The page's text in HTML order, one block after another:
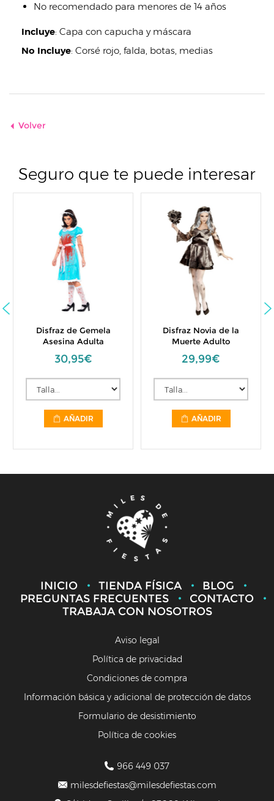
No recomendado para menores de 14 años
Incluye: Capa con capucha y máscara
No Incluye: Corsé rojo, falda, botas, medias
Volver
Seguro que te puede interesar
Disfraz de Gemela
Asesina Adulta
30,95€
AÑADIR
Disfraz Novia de la
Muerte Adulto
29,99€
AÑADIR
INICIO TIENDA FÍSICA
BLOG
PREGUNTAS FRECUENTES
CONTACTO
TRABAJA CON NOSOTROS
Aviso legal
Política de privacidad
Condiciones de compra
Información básica y adicional de protección de datos
Formulario de desistimiento
Política de cookies
966 449 037
milesdefiestas@milesdefiestas.com